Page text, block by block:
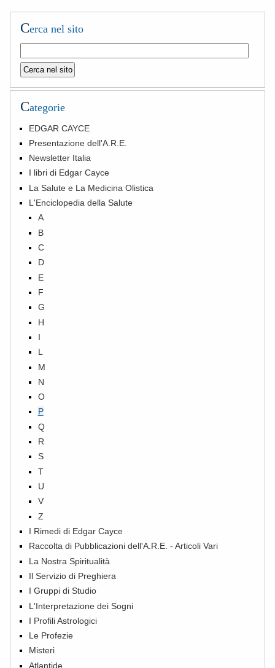
Cerca nel sito
Categorie
EDGAR CAYCE
Presentazione dell'A.R.E.
Newsletter Italia
I libri di Edgar Cayce
La Salute e La Medicina Olistica
L'Enciclopedia della Salute
A
B
C
D
E
F
G
H
I
L
M
N
O
P
Q
R
S
T
U
V
Z
I Rimedi di Edgar Cayce
Raccolta di Pubblicazioni dell'A.R.E. - Articoli Vari
La Nostra Spiritualità
Il Servizio di Preghiera
I Gruppi di Studio
L'Interpretazione dei Sogni
I Profili Astrologici
Le Profezie
Misteri
Atlantide